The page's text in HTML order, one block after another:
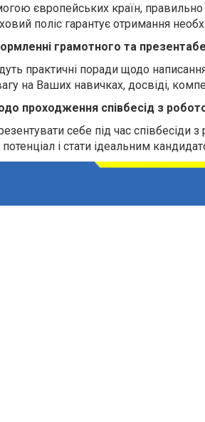
європейських країн,
поліс гарантує отримання
грамотного та
практичні поради щодо
на Ваших навичках, досвіді,
проходження співбесід з
себе під час
і стати ідеальним